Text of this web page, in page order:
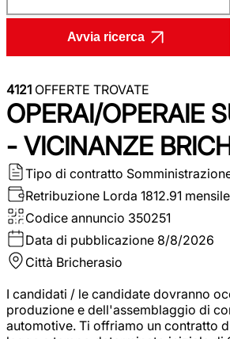
Avvia ricerca
4121 OFFERTE TROVATE
OPERAI/OPERAIE
- VICINANZE
Tipo di contratto
Retribuzione Lorda 1812.91 mensile
Codice annuncio 350251
Data di pubblicazione 8/8/2026
Città Bricherasio
I candidati / le candidate dovranno
produzione e dell'assemblaggio di
automotive. Ti offriamo un contratto